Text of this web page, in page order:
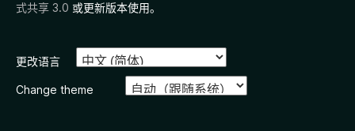
式共享 3.0 或更新版本使用。
更改语言
Change theme